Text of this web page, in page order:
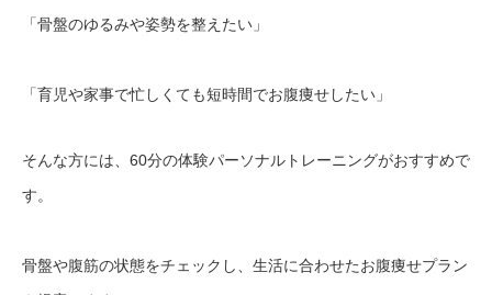
「骨盤のゆるみや姿勢を整えたい」
「育児や家事で忙しくても短時間でお腹痩せしたい」
そんな方には、60分の体験パーソナルトレーニングがおすすめで
す。
骨盤や腹筋の状態をチェックし、生活に合わせたお腹痩せプラン